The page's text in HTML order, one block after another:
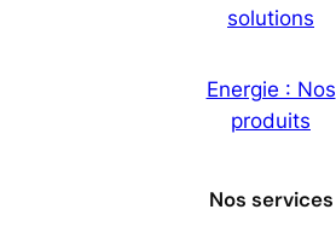
solutions
Energie : Nos
produits
Nos services